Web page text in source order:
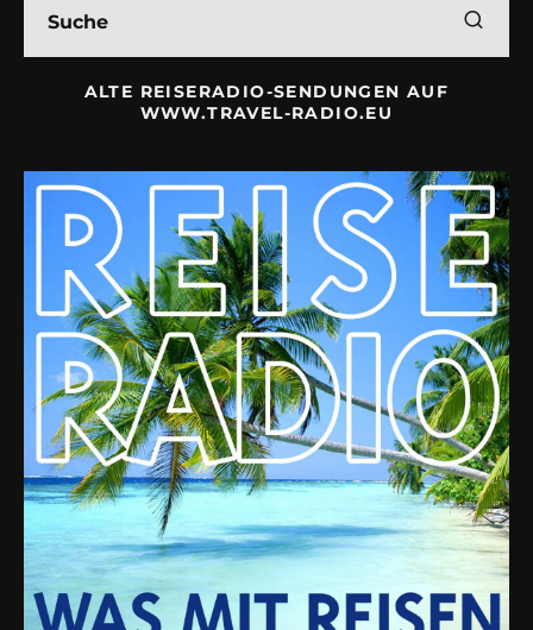
ALTE REISERADIO-SENDUNGEN AUF
WWW.TRAVEL-RADIO.EU